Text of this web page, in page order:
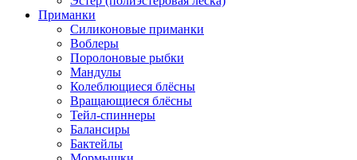
Приманки
Силиконовые приманки
Воблеры
Поролоновые рыбки
Мандулы
Колеблющиеся блёсны
Вращающиеся блёсны
Тейл-спиннеры
Балансиры
Бактейлы